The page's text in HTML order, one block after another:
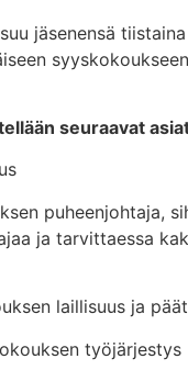
jäsenensä tiistaina
seuraavat
puheenjohtaja,
ja tarvittaessa
laillisuus ja
työjärjestys